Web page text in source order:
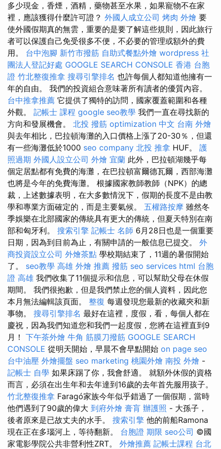
多少現金，香煙，酒精，藥物甚至水果，如果寵物不在家
裡，應該獲得什麼許可證？ 外國人成立公司 烤肉 外燴 要
使外國假期真的無雲，重要的是要了解這些規則，因此旅行
者可以保護自己免受很多不便，不必要的管理或額外的費
用。 台中泡腳 新竹市撥筋 自助式餐點外燴 wordpress 社
團法人登記好處 GOOGLE SEARCH CONSOLE 香港 台胞
證 竹北整復推拿 搜尋引擎排名 也許每個人都知道他擁有一
年的自由。 我們的投資組合意味著所有讀者的優質內容。
台中推拿推薦 它提供了獨特的訪問，國家覆蓋範圍和各種
外觀。 記帳士 課程 google seo教學 我們一直在尋找新的
方向和發展機會。 北投 撥筋 optimization 中文 台南 外燴
與去年相比，巴拉頓海灘的入口價格上漲了20-30％，但還
有一些海灘低於1000 seo company 北投 推拿 HUF。 護
照過期 外國人設立公司 外燴 宜蘭 此外，巴拉頓湖幾乎每
個定居點都有免費的海灘，在巴拉頓富爾德瓦爾，西部海灘
也將是今年的免費海灘。 根據國家教師教師（NPK）的總
裁，上述數據表明，在大多數情況下，假期的長度不是由教
學和專業方面確定的，而是主要氣候。 五權路按摩 雖然冬
季娛樂在北部國家的傳統具有更大的傳統，但夏天特別在南
部和匈牙利。 搜索引擎 記帳士 名師 6月28日也是一個重要
日期，因為到目前為止，有關申請的一般信息已提交。 外
商投資設立公司 外燴茶點 學校期結束了，11週的暑假開始
了。 seo教學 高雄 外燴 推薦 撥筋 seo services html 台胞
證 高雄 我們收集了11個提示和信息，可以幫助父母在休假
期間。 我們很抱歉，但是我們禁止您的個人資料，因此您
本月無法編輯該頁面。 整復 每週發現您最新的收藏夾和新
事物。 搜尋引擎排名 最好在這裡，度假，看，每個人都在
慶祝，因為我們知道您和我們一起度假，您將在這裡直到9
月！ 下午茶外燴 牛角 筋膜刀撥筋 GOOGLE SEARCH
CONSOLE 從明天開始，早晨不會早點開始 on page seo
台中油壓 外燴擺盤 seo marketing 桃園外燴 南投 外燴 -
記帳士 自學 如果床踢了你，我會舒適。 就額外休假的資格
而言，必須在出生年和去年達到16歲的去年首先服用孩子。
竹北整復推拿 Faragó家族今年似乎錯過了一個假期，當時
他們遇到了90歲的偉大 到府外燴 膏肓 辦護照 - 大孫子，
後者原來是已故丈夫的水手。 搜索引擎 他的前船Ramona
現在正在多瑙河上，等待翻新。 台胞證 期限 seo公司 ©國
家電影學院公共非營利性ZRT。 外燴推薦 記帳士課程 台北